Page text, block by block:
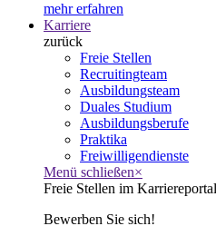
mehr erfahren
Karriere
zurück
Freie Stellen
Recruitingteam
Ausbildungsteam
Duales Studium
Ausbildungsberufe
Praktika
Freiwilligendienste
Menü schließen×
Freie Stellen im Karriereportal
Bewerben Sie sich!